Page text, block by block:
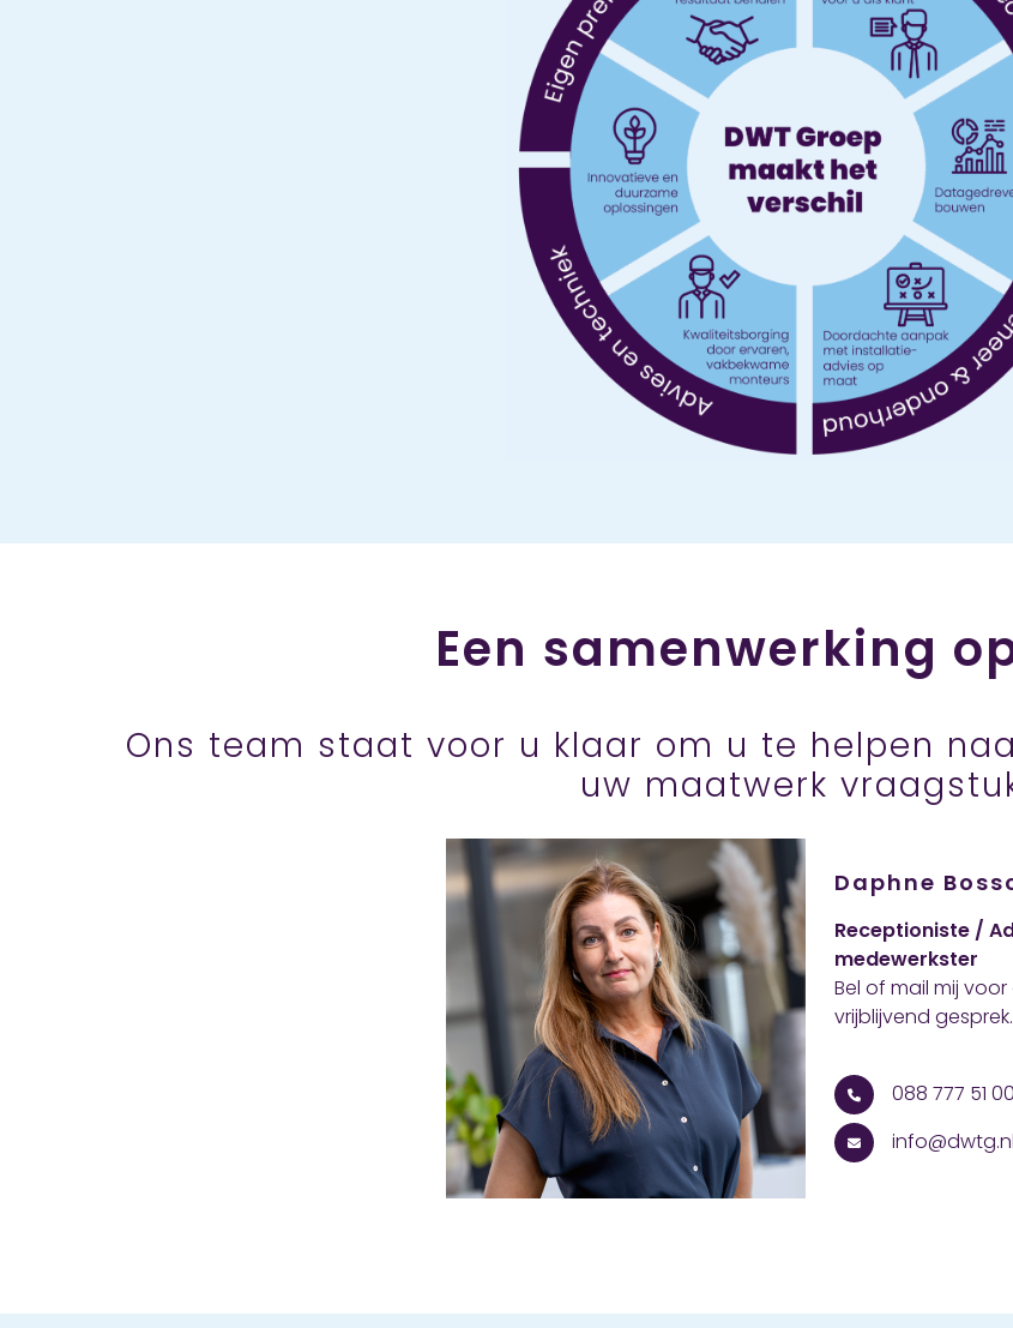
Een samenwerking
Ons team staat voor u klaar om u te helpen
uw maatwerk
Daphne
Receptioniste /
medewerkster
Bel of mail mij voor
vrijblijvend gesprek.
088 777 51 00
info@dwtg.nl